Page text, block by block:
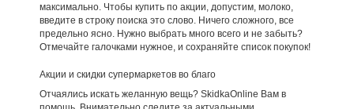
максимально. Чтобы купить по акции, допустим, молоко,
введите в строку поиска это слово. Ничего сложного, все
предельно ясно. Нужно выбрать много всего и не забыть?
Отмечайте галочками нужное, и сохраняйте список покупок!
Акции и скидки супермаркетов во благо
Отчаялись искать желанную вещь? SkidkaOnline Вам в